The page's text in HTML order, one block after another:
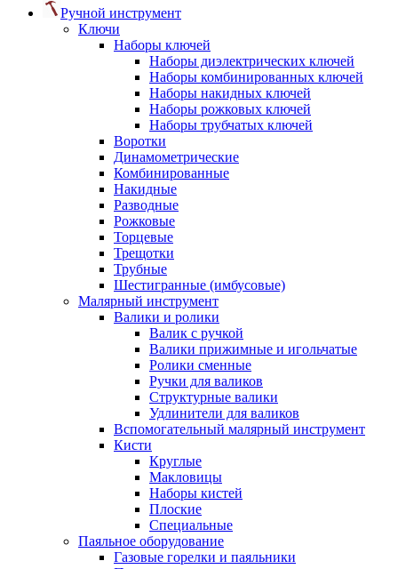
Ручной инструмент
Ключи
Наборы ключей
Наборы диэлектрических ключей
Наборы комбинированных ключей
Наборы накидных ключей
Наборы рожковых ключей
Наборы трубчатых ключей
Воротки
Динамометрические
Комбинированные
Накидные
Разводные
Рожковые
Торцевые
Трещотки
Трубные
Шестигранные (имбусовые)
Малярный инструмент
Валики и ролики
Валик с ручкой
Валики прижимные и игольчатые
Ролики сменные
Ручки для валиков
Структурные валики
Удлинители для валиков
Вспомогательный малярный инструмент
Кисти
Круглые
Макловицы
Наборы кистей
Плоские
Специальные
Паяльное оборудование
Газовые горелки и паяльники